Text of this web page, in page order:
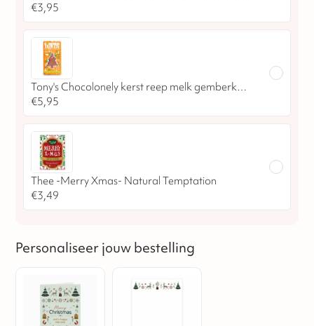
€3,95
Tony's Chocolonely kerst reep melk gemberkoekjes
€5,95
Thee -Merry Xmas- Natural Temptation
€3,49
Personaliseer jouw bestelling